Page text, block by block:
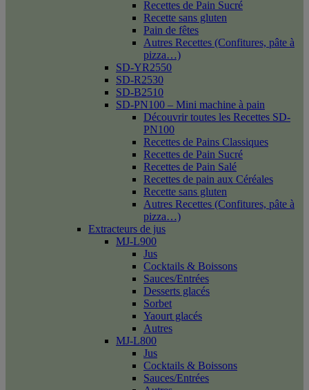
Recettes de Pain Sucré
Recette sans gluten
Pain de fêtes
Autres Recettes (Confitures, pâte à
pizza…)
SD-YR2550
SD-R2530
SD-B2510
SD-PN100 – Mini machine à pain
Découvrir toutes les Recettes SD-
PN100
Recettes de Pains Classiques
Recettes de Pain Sucré
Recettes de Pain Salé
Recettes de pain aux Céréales
Recette sans gluten
Autres Recettes (Confitures, pâte à
pizza…)
Extracteurs de jus
MJ-L900
Jus
Cocktails & Boissons
Sauces/Entrées
Desserts glacés
Sorbet
Yaourt glacés
Autres
MJ-L800
Jus
Cocktails & Boissons
Sauces/Entrées